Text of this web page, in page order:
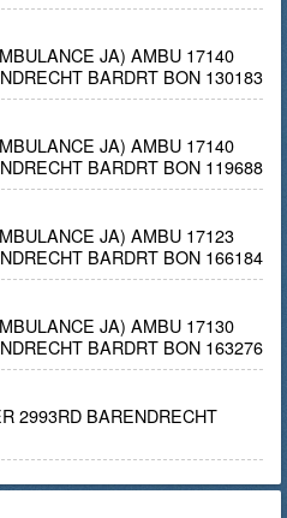
JA) AMBU 17140
BARDRT BON 130183
JA) AMBU 17140
BARDRT BON 119688
JA) AMBU 17123
BARDRT BON 166184
JA) AMBU 17130
BARDRT BON 163276
2993RD BARENDRECHT